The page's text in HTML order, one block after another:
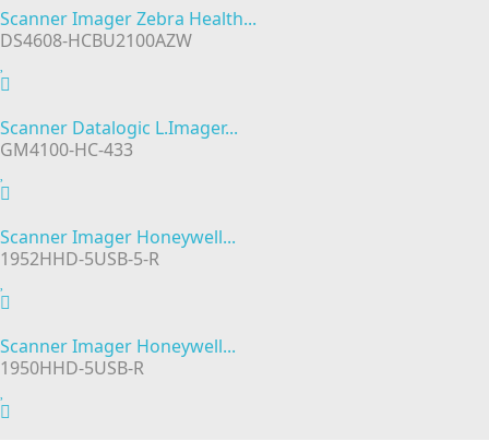
Scanner Imager Zebra Health...
DS4608-HCBU2100AZW
Scanner Datalogic L.Imager...
GM4100-HC-433
Scanner Imager Honeywell...
1952HHD-5USB-5-R
Scanner Imager Honeywell...
1950HHD-5USB-R